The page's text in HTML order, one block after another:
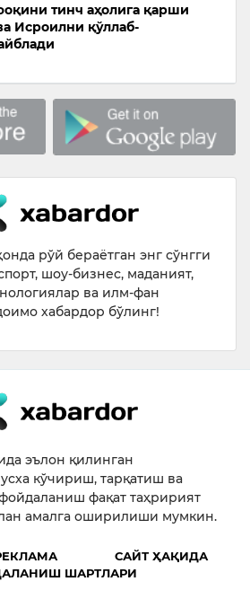
тинч аҳолига қарши
Исроилни қўллаб-
рўй бераётган энг сўнгги
шоу-бизнес, маданият,
ва илм-фан
хабардор бўлинг!
эълон қилинган
кўчириш, тарқатиш ва
фақат таҳририят
амалга оширилиши мумкин.
САЙТ ҲАҚИДА
ШАРТЛАРИ